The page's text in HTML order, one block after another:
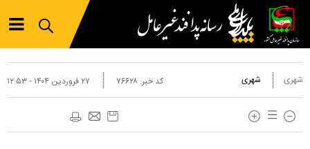
شهری شهری ۲۷ فروردين ۱۴۰۴ - ۱۲:۵۳ کد خبر: ۷۶۶۲۸